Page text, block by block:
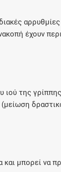
σήμερα
έχουν
ιού της
μπορεί να